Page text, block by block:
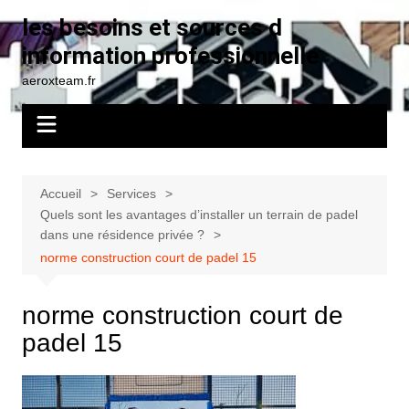
au
contenu
les besoins et sources d
information professionnelle
aeroxteam.fr
Accueil
Services
Quels sont les avantages d’installer un terrain de padel
dans une résidence privée ?
norme construction court de padel 15
norme construction court de
padel 15